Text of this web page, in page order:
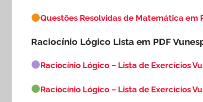
Questões Resolvidas de Matemática em
Raciocínio Lógico Lista em PDF
Raciocínio Lógico – Lista de Exercícios
Raciocínio Lógico – Lista de Exercícios